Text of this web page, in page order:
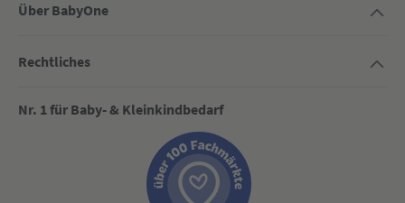
Über BabyOne
Rechtliches
Nr. 1 für Baby- & Kleinkindbedarf